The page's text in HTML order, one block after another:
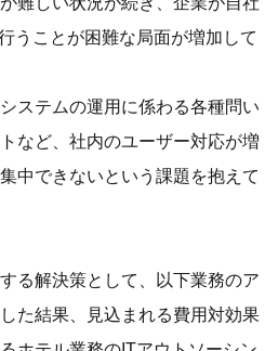
うことが困難な局面が増加して
ステムの運用に係わる各種問い
など、社内のユーザー対応が増
中できないという課題を抱えて
る解決策として、以下業務のア
た結果、見込まれる費用対効果